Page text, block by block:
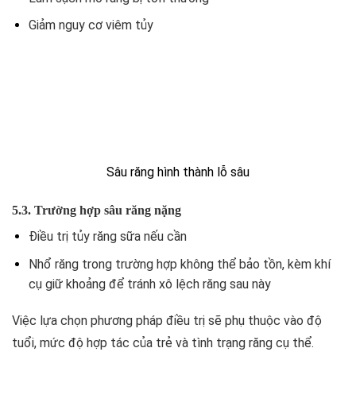
Giảm nguy cơ viêm tủy
Sâu răng hình thành lỗ sâu
5.3. Trường hợp sâu răng nặng
Điều trị tủy răng sữa nếu cần
Nhổ răng trong trường hợp không thể bảo tồn, kèm khí
cụ giữ khoảng để tránh xô lệch răng sau này
Việc lựa chọn phương pháp điều trị sẽ phụ thuộc vào độ
tuổi, mức độ hợp tác của trẻ và tình trạng răng cụ thể.